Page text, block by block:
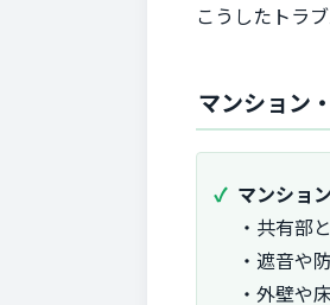
こうしたトラ
マンション
マンショ
・共有部
・遮音や
・外壁や